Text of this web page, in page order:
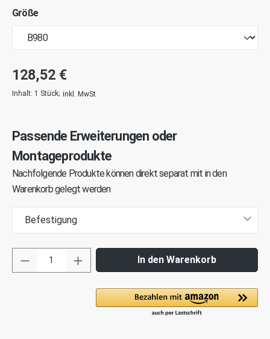
Größe
128,52 €
Inhalt: 1 Stück; inkl. MwSt
Passende Erweiterungen oder
Montageprodukte
Nachfolgende Produkte können direkt separat mit in den
Warenkorb gelegt werden
Befestigung
In den Warenkorb